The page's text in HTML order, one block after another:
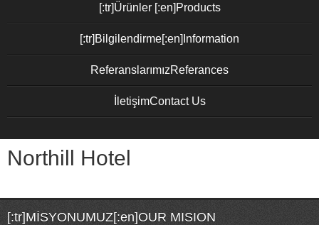
[:tr]Ürünler [:en]Products
[:tr]Bilgilendirme[:en]Information
ReferanslarımızReferances
İletişimContact Us
Northill Hotel
[:tr]MİSYONUMUZ[:en]OUR MISION